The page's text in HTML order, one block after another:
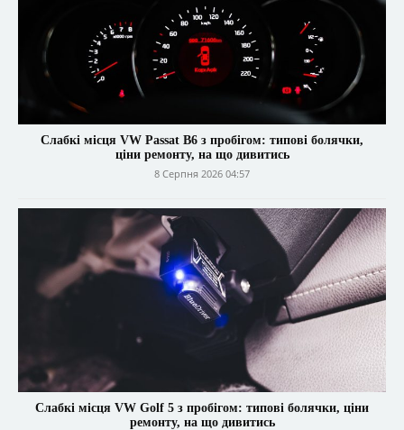
Слабкі місця VW Passat B6 з пробігом: типові болячки,
ціни ремонту, на що дивитись
8 Серпня 2026 04:57
Слабкі місця VW Golf 5 з пробігом: типові болячки, ціни
ремонту, на що дивитись